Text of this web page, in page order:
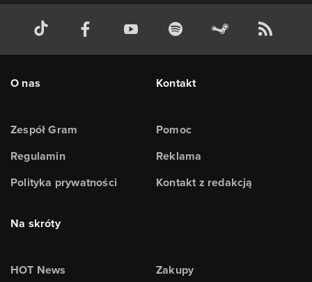
O nas
Zespół Gram
Regulamin
Polityka prywatności
Kontakt
Pomoc
Reklama
Kontakt z redakcją
Na skróty
HOT News Zakupy